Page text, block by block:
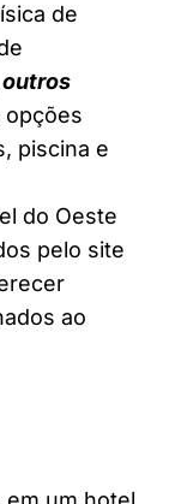
de
opções
piscina e
do Oeste
pelo site
ao